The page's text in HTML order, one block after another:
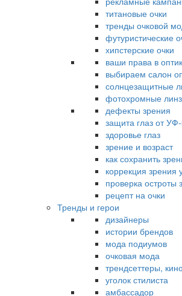
титановые очки
тренды очковой
футуристические
хипстерские очки
ваши права в
выбираем салон
солнцезащитные
фотохромные
дефекты зрения
защита глаз от
здоровье глаз
зрение и возраст
как сохранить
коррекция зрения
проверка остроты
рецепт на очки
Тренды и герои
дизайнеры
истории брендов
мода подиумов
очковая мода
трендсеттеры,
уголок стилиста
амбассадор